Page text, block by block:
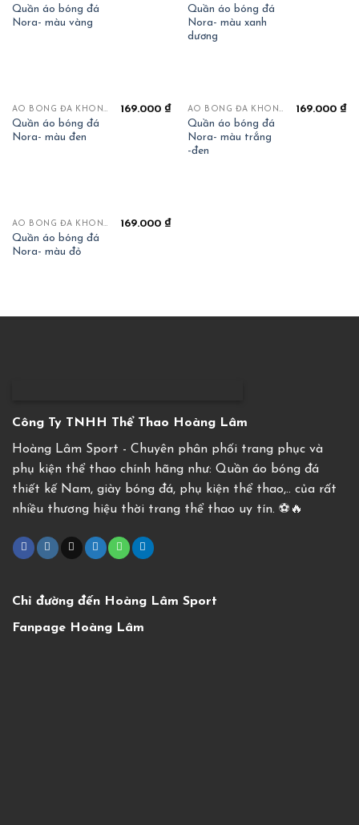
Quần áo bóng đá
Nora- màu vàng
Quần áo bóng đá
Nora- màu xanh
dương
ÁO BÓNG ĐÁ KHÔNG LOGO
Quần áo bóng đá
Nora- màu đen
169.000₫ ÁO BÓNG ĐÁ KHÔNG LOGO
Quần áo bóng đá
Nora- màu trắng
-đen
169.000₫
ÁO BÓNG ĐÁ KHÔNG LOGO
Quần áo bóng đá
Nora- màu đỏ
169.000₫
Công Ty TNHH Thể Thao Hoàng Lâm
Hoàng Lâm Sport - Chuyên phân phối trang phục và
phụ kiện thể thao chính hãng như: Quần áo bóng đá
thiết kế Nam, giày bóng đá, phụ kiện thể thao,.. của rất
nhiều thương hiệu thời trang thể thao uy tín. ⚽️🔥
Chỉ đường đến Hoàng Lâm Sport
Fanpage Hoàng Lâm